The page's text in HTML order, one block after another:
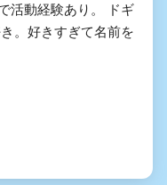
活動経験あり。 ドギ
。好きすぎて名前を